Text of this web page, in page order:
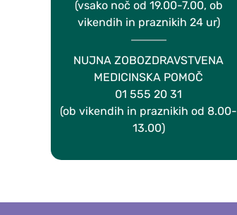
(vsako noč od 19.00-7.00, ob
vikendih in praznikih 24 ur)
NUJNA ZOBOZDRAVSTVENA
MEDICINSKA POMOČ
01 555 20 31
(ob vikendih in praznikih od 8.00-
13.00)